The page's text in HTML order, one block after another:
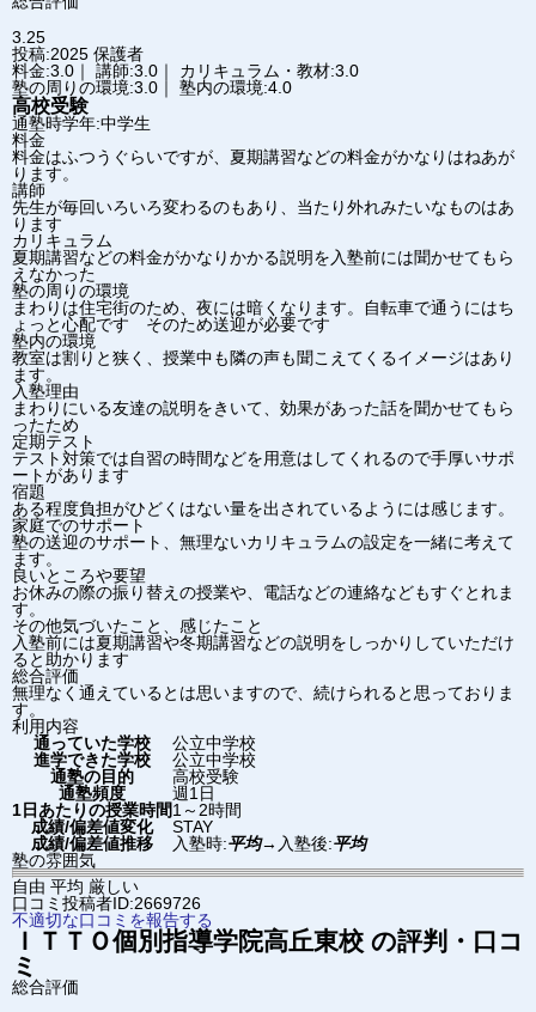
3.25
投稿:2025 保護者
料金:3.0｜ 講師:3.0｜ カリキュラム・教材:3.0
塾の周りの環境:3.0｜ 塾内の環境:4.0
高校受験
通塾時学年:中学生
料金
料金はふつうぐらいですが、夏期講習などの料金がかなりはねあが
ります。
講師
先生が毎回いろいろ変わるのもあり、当たり外れみたいなものはあ
ります
カリキュラム
夏期講習などの料金がかなりかかる説明を入塾前には聞かせてもら
えなかった
塾の周りの環境
まわりは住宅街のため、夜には暗くなります。自転車で通うにはち
ょっと心配です そのため送迎が必要です
塾内の環境
教室は割りと狭く、授業中も隣の声も聞こえてくるイメージはあり
ます。
入塾理由
まわりにいる友達の説明をきいて、効果があった話を聞かせてもら
ったため
定期テスト
テスト対策では自習の時間などを用意はしてくれるので手厚いサポ
ートがあります
宿題
ある程度負担がひどくはない量を出されているようには感じます。
家庭でのサポート
塾の送迎のサポート、無理ないカリキュラムの設定を一緒に考えて
ます。
良いところや要望
お休みの際の振り替えの授業や、電話などの連絡などもすぐとれま
す。
その他気づいたこと、感じたこと
入塾前には夏期講習や冬期講習などの説明をしっかりしていただけ
ると助かります
総合評価
無理なく通えているとは思いますので、続けられると思っておりま
す。
利用内容
通っていた学校
公立中学校
進学できた学校
公立中学校
通塾の目的
高校受験
通塾頻度
週1日
1日あたりの授業時間1～2時間
成績/偏差値変化
STAY
成績/偏差値推移
入塾時:平均→ 入塾後:平均
塾の雰囲気
自由 平均 厳しい
口コミ投稿者ID:2669726
不適切な口コミを報告する
ＩＴＴＯ個別指導学院高丘東校 の評判・口コ
ミ
総合評価